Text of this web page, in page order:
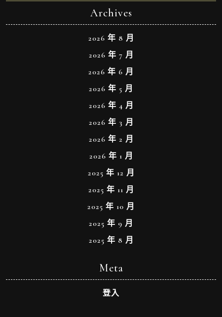
Archives
2026 年 8 月
2026 年 7 月
2026 年 6 月
2026 年 5 月
2026 年 4 月
2026 年 3 月
2026 年 2 月
2026 年 1 月
2025 年 12 月
2025 年 11 月
2025 年 10 月
2025 年 9 月
2025 年 8 月
Meta
登入